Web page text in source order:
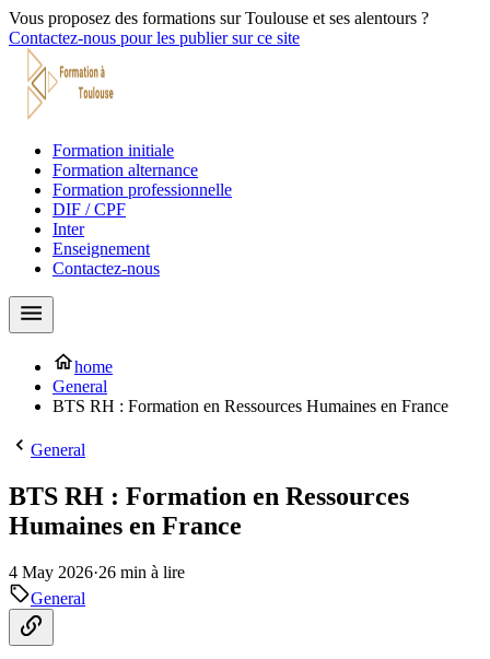
Vous proposez des formations sur Toulouse et ses alentours ?
Contactez-nous pour les publier sur ce site
Formation initiale
Formation alternance
Formation professionnelle
DIF / CPF
Inter
Enseignement
Contactez-nous
home
General
BTS RH : Formation en Ressources Humaines en France
General
BTS RH : Formation en Ressources
Humaines en France
4 May 2026·26 min à lire
General